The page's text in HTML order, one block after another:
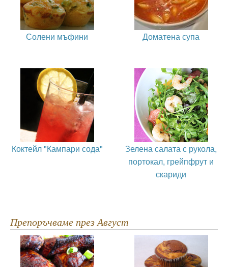
Солени мъфини Доматена супа
Коктейл "Кампари сода"
Зелена салата с рукола,
портокал, грейпфрут и
скариди
Препоръчваме през Август